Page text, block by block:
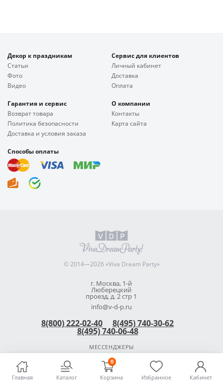
Главная Каталог
0
Корзина Избранное Кабинет
Декор к праздникам
Статьи
Фото
Видео
Сервис для клиентов
Личный кабинет
Доставка
Оплата
Гарантия и сервис
Возврат товара
Политика безопасности
Доставка и условия заказа
О компании
Контакты
Карта сайта
Способы оплаты
© 2014—2026 «Viva Dream Party»
г. Москва, 1-й
Люберецкий
проезд, д. 2 стр 1
info@v-d-p.ru
8(800) 222-02-40 8(495) 740-30-62
8(495) 740-06-48
МЕССЕНДЖЕРЫ
8(925) 740 30 62